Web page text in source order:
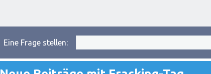
Eine Frage stellen: